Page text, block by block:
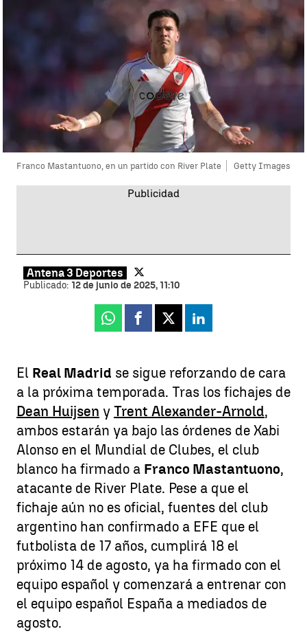
Franco Mastantuono, en un partido con River Plate Getty Images
Antena 3 Deportes
Publicado: 12 de junio de 2025, 11:10
Whatsapp
Facebook
X Linkedin
El Real Madrid se sigue reforzando de cara
a la próxima temporada. Tras los fichajes de
Dean Huijsen y Trent Alexander-Arnold,
ambos estarán ya bajo las órdenes de Xabi
Alonso en el Mundial de Clubes, el club
blanco ha firmado a Franco Mastantuono,
atacante de River Plate. Pese a que el
fichaje aún no es oficial, fuentes del club
argentino han confirmado a EFE que el
futbolista de 17 años, cumplirá 18 el
próximo 14 de agosto, ya ha firmado con el
equipo español y comenzará a entrenar con
el equipo español España a mediados de
agosto.